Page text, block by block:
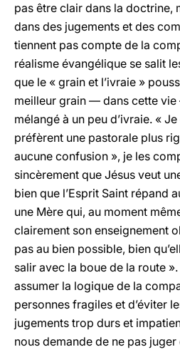
pas être clair dans la doctrine,
dans des jugements et des
tiennent pas compte de la
réalisme évangélique se salit
que le « grain et l’ivraie »
meilleur grain — dans cette
mélangé à un peu d’ivraie. «
préfèrent une pastorale plus
aucune confusion », je les
sincèrement que Jésus veut
bien que l’Esprit Saint répand
une Mère qui, au moment
clairement son enseignement
pas au bien possible, bien
salir avec la boue de la route
assumer la logique de la
personnes fragiles et d’éviter
jugements trop durs et
nous demande de ne pas juger